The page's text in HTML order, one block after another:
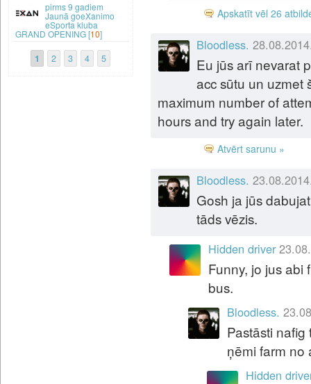
Apskatīt vēl 26
Bloodless.
Eu jūs arī nevarat
acc sūtu un uzmet
maximum number of
hours and try again later.
Atvērt sarunu »
Bloodless.
Gosh ja jūs
tāds vēzis.
Hidden driver
Funny, jo jus abi
bus.
Bloodless.
Pastāsti
ņēmi farm no
Hidden
9 gadiem
Jaunā goeXanimo
eSporta kluba
GRAND OPENING [10]
1 2 3 4 5